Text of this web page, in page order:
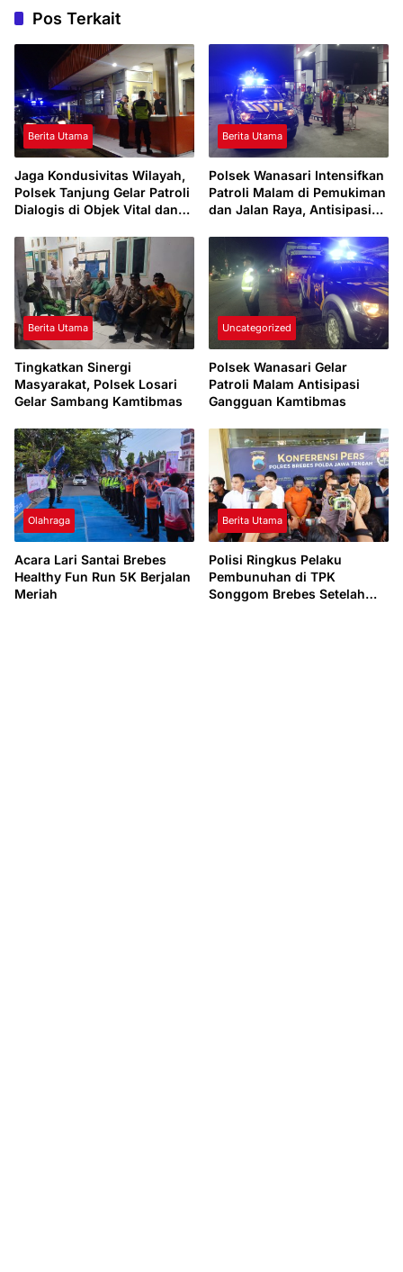
Pos Terkait
Berita Utama
Jaga Kondusivitas Wilayah,
Polsek Tanjung Gelar Patroli
Dialogis di Objek Vital dan
Berita Utama
Polsek Wanasari Intensifkan
Patroli Malam di Pemukiman
dan Jalan Raya, Antisipasi
Berita Utama
Tingkatkan Sinergi
Masyarakat, Polsek Losari
Gelar Sambang Kamtibmas
Uncategorized
Polsek Wanasari Gelar
Patroli Malam Antisipasi
Gangguan Kamtibmas
Olahraga
Acara Lari Santai Brebes
Healthy Fun Run 5K Berjalan
Meriah
Berita Utama
Polisi Ringkus Pelaku
Pembunuhan di TPK
Songgom Brebes Setelah